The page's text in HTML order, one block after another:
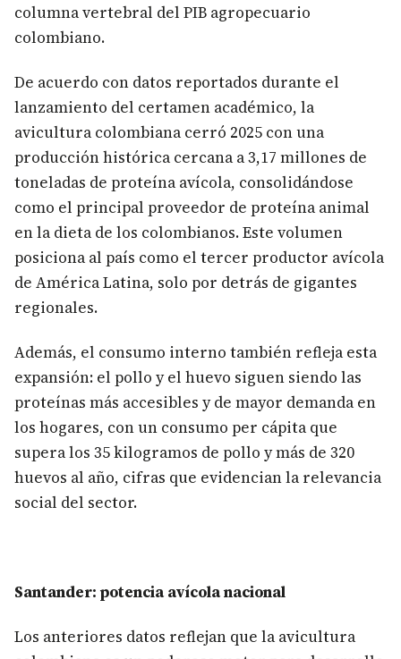
columna vertebral del PIB agropecuario
colombiano.
De acuerdo con datos reportados durante el
lanzamiento del certamen académico, la
avicultura colombiana cerró 2025 con una
producción histórica cercana a 3,17 millones de
toneladas de proteína avícola, consolidándose
como el principal proveedor de proteína animal
en la dieta de los colombianos. Este volumen
posiciona al país como el tercer productor avícola
de América Latina, solo por detrás de gigantes
regionales.
Además, el consumo interno también refleja esta
expansión: el pollo y el huevo siguen siendo las
proteínas más accesibles y de mayor demanda en
los hogares, con un consumo per cápita que
supera los 35 kilogramos de pollo y más de 320
huevos al año, cifras que evidencian la relevancia
social del sector.
Santander: potencia avícola nacional
Los anteriores datos reflejan que la avicultura